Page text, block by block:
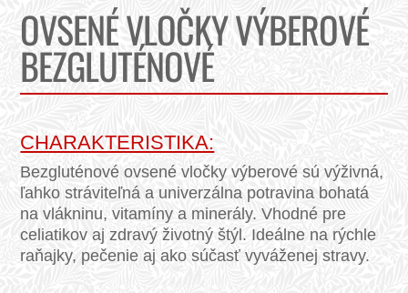
OVSENÉ VLOČKY VÝBEROVÉ
BEZGLUTÉNOVÉ
CHARAKTERISTIKA:
Bezgluténové ovsené vločky výberové sú výživná,
ľahko stráviteľná a univerzálna potravina bohatá
na vlákninu, vitamíny a minerály. Vhodné pre
celiatikov aj zdravý životný štýl. Ideálne na rýchle
raňajky, pečenie aj ako súčasť vyváženej stravy.